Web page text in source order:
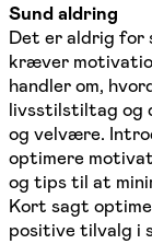
Sund aldring
Det er aldrig for
kræver
handler om,
livsstilstiltag og
og velvære.
optimere
og tips til at
Kort sagt
positive tilvalg i